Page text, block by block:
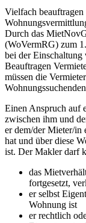
Vielfach
Durch das
(WoVermRG) zum
bei der
Beauftragen
müssen die
Einen Anspruch auf
zwischen ihm und
er dem/der Mieter/in
hat und über diese
ist. Der Makler darf
das
fortgesetzt,
er selbst
Wohnung ist
er rechtlich